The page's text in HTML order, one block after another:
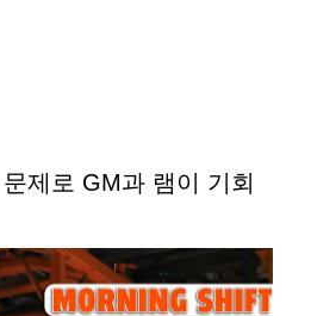
제로 GM과 램이 기회